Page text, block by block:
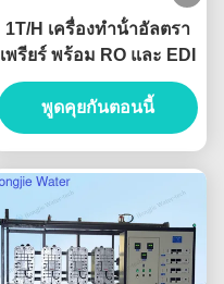
1T/H เครื่องทําน้ําอัลตรา
เพรียร์ พร้อม RO และ EDI
พูดคุยกันตอนนี้